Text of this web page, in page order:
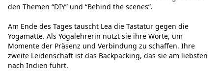
den Themen “DIY” und “Behind the scenes”.
Am Ende des Tages tauscht Lea die Tastatur gegen die
Yogamatte. Als Yogalehrerin nutzt sie ihre Worte, um
Momente der Präsenz und Verbindung zu schaffen. Ihre
zweite Leidenschaft ist das Backpacking, das sie am liebsten
nach Indien führt.